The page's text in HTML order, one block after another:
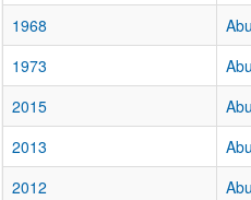
1968
1973
2015
2013
2012